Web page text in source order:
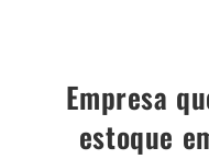
Empresa
estoque